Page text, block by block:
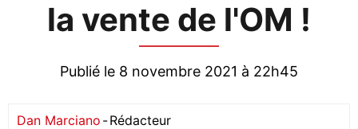
la vente de l'OM !
Publié le 8 novembre 2021 à 22h45
Dan Marciano -Rédacteur